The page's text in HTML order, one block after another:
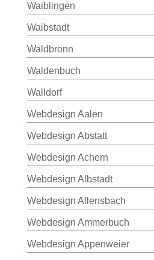
Waiblingen
Waibstadt
Waldbronn
Waldenbuch
Walldorf
Webdesign Aalen
Webdesign Abstatt
Webdesign Achern
Webdesign Albstadt
Webdesign Allensbach
Webdesign Ammerbuch
Webdesign Appenweier